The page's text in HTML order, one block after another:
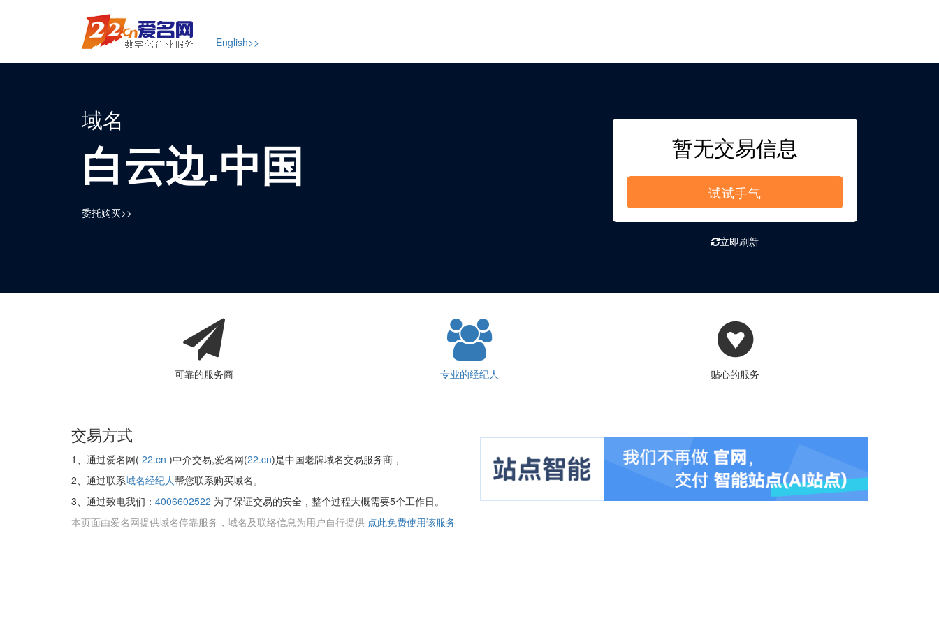
English>>
域名
白云边.中国
委托购买>>
暂无交易信息
试试手气
立即刷新
可靠的服务商 专业的经纪人 贴心的服务
交易方式
1、通过爱名网( 22.cn )中介交易,爱名网(22.cn)是中国老牌域名交易服务商，
2、通过联系域名经纪人帮您联系购买域名。
3、通过致电我们： 4006602522 为了保证交易的安全，整个过程大概需要5个工作日。
本页面由爱名网提供域名停靠服务，域名及联络信息为用户自行提供 点此免费使用该服务